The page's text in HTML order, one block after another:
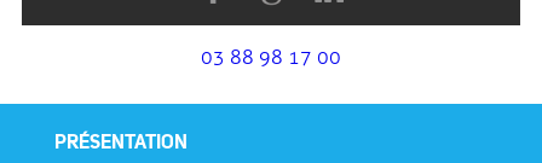
FacebookG+
Linkedin
03 88 98 17 00
PRÉSENTATION